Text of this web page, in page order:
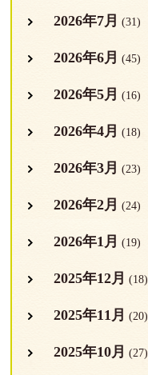
2026年7月 (31)
2026年6月 (45)
2026年5月 (16)
2026年4月 (18)
2026年3月 (23)
2026年2月 (24)
2026年1月 (19)
2025年12月 (18)
2025年11月 (20)
2025年10月 (27)